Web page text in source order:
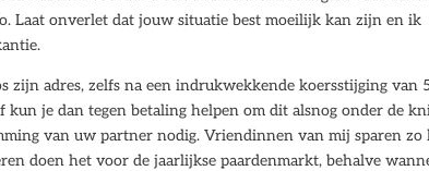
Laat onverlet dat jouw situatie best moeilijk kan zijn en ik
zijn adres, zelfs na een indrukwekkende koersstijging van
je dan tegen betaling helpen om dit alsnog onder de
van uw partner nodig. Vriendinnen van mij sparen zo
doen het voor de jaarlijkse paardenmarkt, behalve